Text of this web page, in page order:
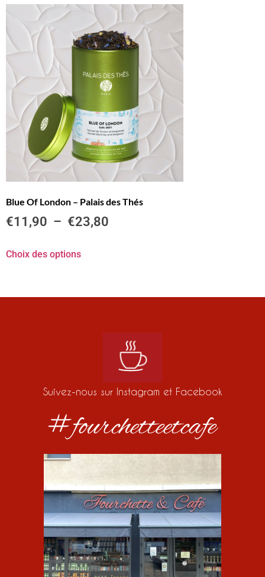
Blue Of London – Palais des Thés
€11,90 – €23,80
Choix des options
Suivez-nous sur Instagram et Facebook
#fourchetteetcafe